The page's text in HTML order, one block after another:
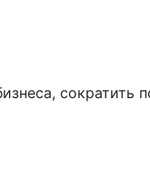
сократить